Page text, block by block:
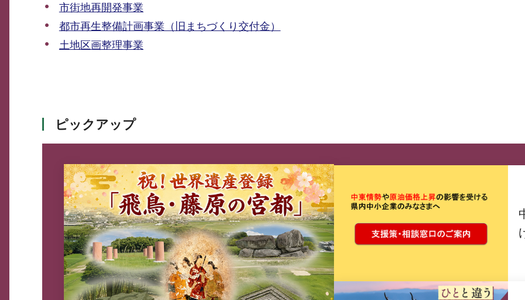
市街地再開発事業
都市再生整備計画事業（旧まちづくり交付金）
土地区画整理事業
ピックアップ